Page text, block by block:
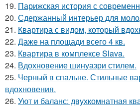
19. Парижская история с
20. Сдержанный интерьер для
21. Квартира с видом, который
22. Даже на площади всего 4 кв.
23. Квартира в комплексе Slava.
24. Вдохновение шинуазри стилем.
25. Черный в спальне. Стильные
вдохновения.
26. Уют и баланс: двухкомнатная